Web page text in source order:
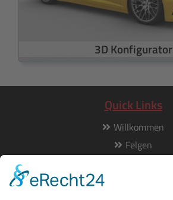
3D Konfigurator
Quick Links
Willkommen
Felgen